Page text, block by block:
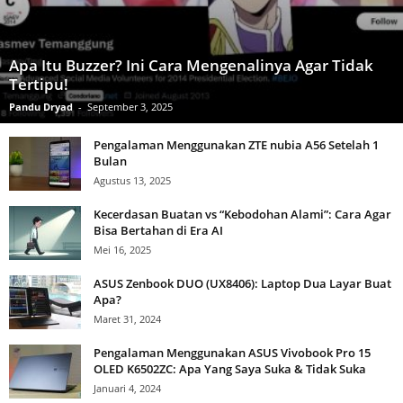
Apa Itu Buzzer? Ini Cara Mengenalinya Agar Tidak
Tertipu!
Pandu Dryad - September 3, 2025
Pengalaman Menggunakan ZTE nubia A56 Setelah 1
Bulan
Agustus 13, 2025
Kecerdasan Buatan vs “Kebodohan Alami”: Cara Agar
Bisa Bertahan di Era AI
Mei 16, 2025
ASUS Zenbook DUO (UX8406): Laptop Dua Layar Buat
Apa?
Maret 31, 2024
Pengalaman Menggunakan ASUS Vivobook Pro 15
OLED K6502ZC: Apa Yang Saya Suka & Tidak Suka
Januari 4, 2024